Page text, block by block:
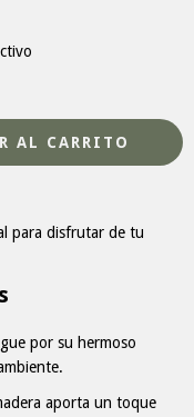
para disfrutar de tu
por su hermoso
aporta un toque